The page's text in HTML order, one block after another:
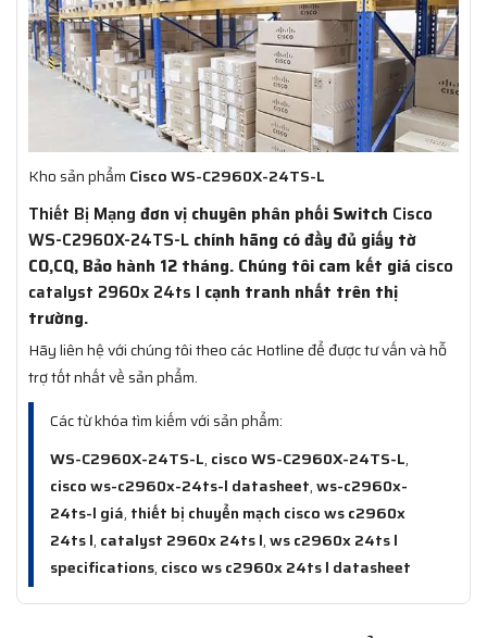
Kho sản phẩm Cisco WS-C2960X-24TS-L
Thiết Bị Mạng đơn vị chuyên phân phối Switch Cisco
WS-C2960X-24TS-L chính hãng có đầy đủ giấy tờ
CO,CQ, Bảo hành 12 tháng. Chúng tôi cam kết giá cisco
catalyst 2960x 24ts l cạnh tranh nhất trên thị
trường.
Hãy liên hệ với chúng tôi theo các Hotline để được tư vấn và hỗ
trợ tốt nhất về sản phẩm.
Các từ khóa tìm kiếm với sản phẩm:
WS-C2960X-24TS-L, cisco WS-C2960X-24TS-L,
cisco ws-c2960x-24ts-l datasheet,ws-c2960x-
24ts-l giá, thiết bị chuyển mạch cisco ws c2960x
24ts l, catalyst 2960x 24ts l,ws c2960x 24ts l
specifications, cisco ws c2960x 24ts l datasheet